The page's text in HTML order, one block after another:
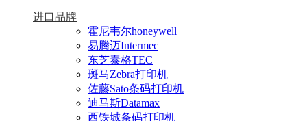
进口品牌
霍尼韦尔honeywell
易腾迈Intermec
东芝泰格TEC
斑马Zebra打印机
佐藤Sato条码打印机
迪马斯Datamax
西铁城条码打印机